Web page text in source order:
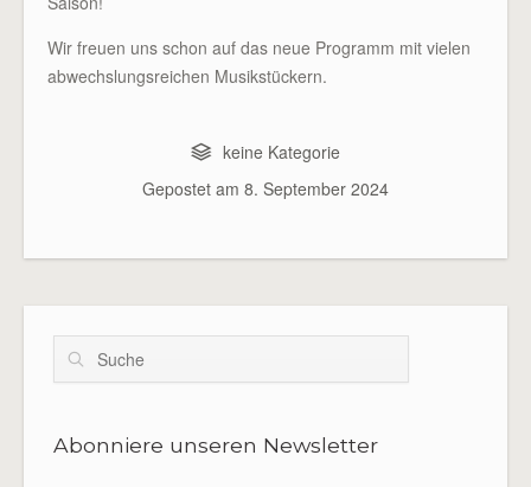
Wir freuen uns schon auf das neue Programm mit vielen
abwechslungsreichen Musikstückern.
keine Kategorie
Gepostet am 8. September 2024
Suche
Abonniere unseren Newsletter